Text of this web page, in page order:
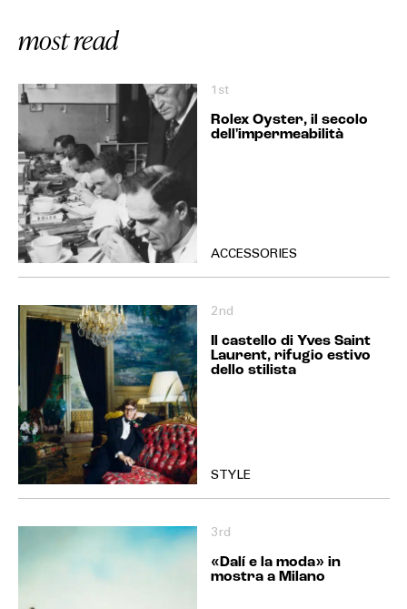
most read
1st
Rolex Oyster, il secolo
dell'impermeabilità
ACCESSORIES
2nd
Il castello di Yves Saint
Laurent, rifugio estivo
dello stilista
STYLE
3rd
«Dalí e la moda» in
mostra a Milano